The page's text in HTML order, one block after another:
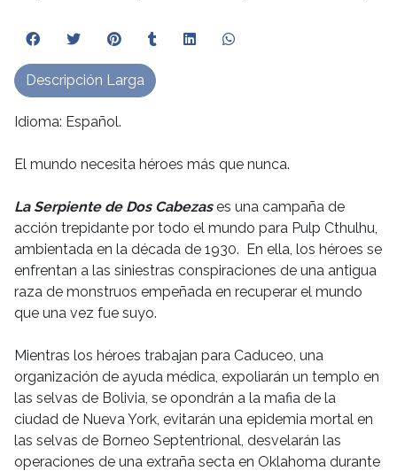
Idioma: Español.
El mundo necesita héroes más que nunca.
La Serpiente de Dos Cabezases una campaña de
acción trepidante por todo el mundo para Pulp Cthulhu,
ambientada en la década de 1930. En ella, los héroes se
enfrentan a las siniestras conspiraciones de una antigua
raza de monstruos empeñada en recuperar el mundo
que una vez fue suyo.
Mientras los héroes trabajan para Caduceo, una
organización de ayuda médica, expoliarán un templo en
las selvas de Bolivia, se opondrán a la mafia de la
ciudad de Nueva York, evitarán una epidemia mortal en
las selvas de Borneo Septentrional, desvelarán las
operaciones de una extraña secta en Oklahoma durante
Descripción Larga